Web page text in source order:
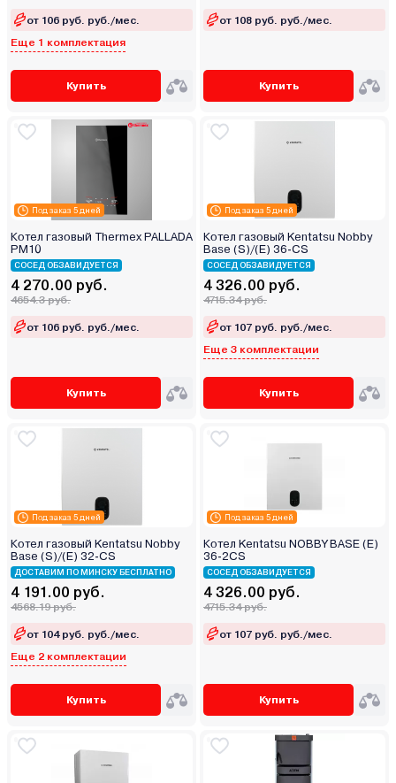
от 106 руб. руб./мес.
Еще 1 комплектация
Купить
от 108 руб. руб./мес.
Купить
Под заказ 5 дней
Котел газовый Thermex PALLADA
PM10
СОСЕД ОБЗАВИДУЕТСЯ
4 270.00 руб.
4654.3 руб.
от 106 руб. руб./мес.
Купить
Под заказ 5 дней
Котел газовый Kentatsu Nobby
Base (S)/(E) 36-CS
СОСЕД ОБЗАВИДУЕТСЯ
4 326.00 руб.
4715.34 руб.
от 107 руб. руб./мес.
Еще 3 комплектации
Купить
Под заказ 5 дней
Котел газовый Kentatsu Nobby
Base (S)/(E) 32-CS
ДОСТАВИМ ПО МИНСКУ БЕСПЛАТНО
4 191.00 руб.
4568.19 руб.
от 104 руб. руб./мес.
Еще 2 комплектации
Купить
Под заказ 5 дней
Котел Kentatsu NOBBY BASE (E)
36-2CS
СОСЕД ОБЗАВИДУЕТСЯ
4 326.00 руб.
4715.34 руб.
от 107 руб. руб./мес.
Купить